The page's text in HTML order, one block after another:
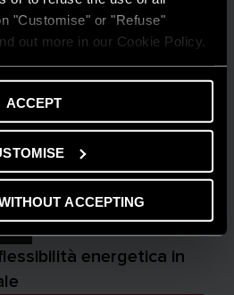
"Customise" or "Refuse"
out more in our Cookie Policy.
ACCEPT
ACCEPTING
energetica in